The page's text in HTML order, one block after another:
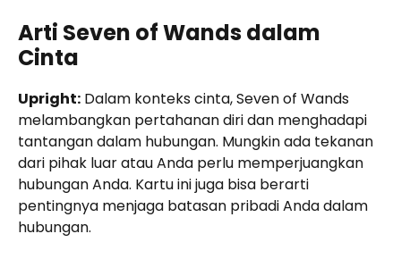
Arti Seven of Wands dalam
Cinta
Upright: Dalam konteks cinta, Seven of Wands
melambangkan pertahanan diri dan menghadapi
tantangan dalam hubungan. Mungkin ada tekanan
dari pihak luar atau Anda perlu memperjuangkan
hubungan Anda. Kartu ini juga bisa berarti
pentingnya menjaga batasan pribadi Anda dalam
hubungan.